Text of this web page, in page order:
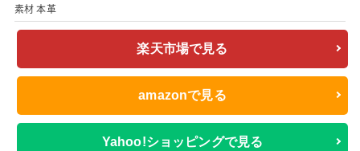
素材 本革
楽天市場で見る
amazonで見る
Yahoo!ショッピングで見る